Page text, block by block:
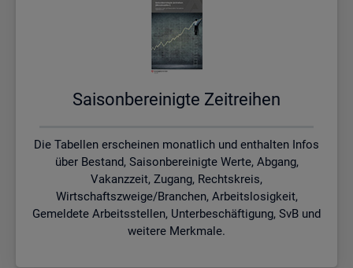
Sai­son­be­rei­nig­te Zeit­rei­hen
Die Tabellen erscheinen monatlich und enthalten Infos
über Bestand, Saisonbereinigte Werte, Abgang,
Vakanzzeit, Zugang, Rechtskreis,
Wirtschaftszweige/Branchen, Arbeitslosigkeit,
Gemeldete Arbeitsstellen, Unterbeschäftigung, SvB und
weitere Merkmale.